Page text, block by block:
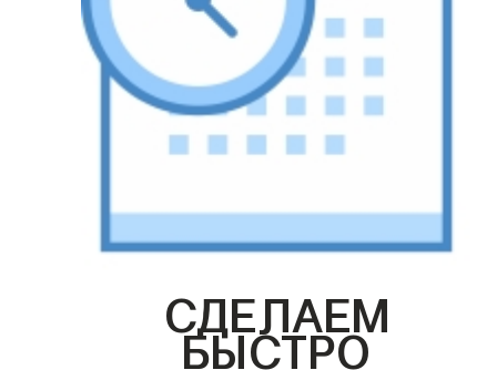
СДЕЛАЕМ
БЫСТРО